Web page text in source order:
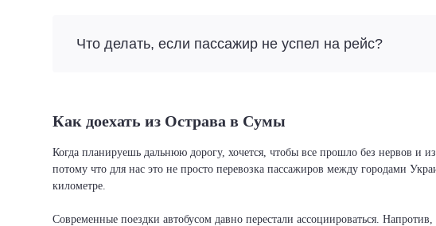
Что делать, если пассажир не успел на рейс?
Как доехать из Острава в Сумы
Когда планируешь дальнюю дорогу, хочется, чтобы все прошло без нервов и
потому что для нас это не просто перевозка пассажиров между городами
километре.
Современные поездки автобусом давно перестали ассоциироваться.